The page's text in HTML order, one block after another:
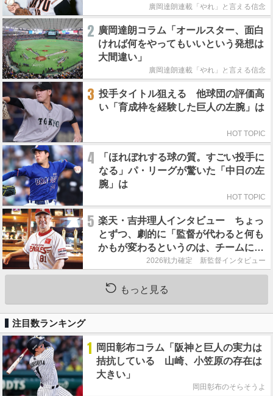
廣岡達朗連載「やれ」と言える信念
2 廣岡達朗コラム「オールスター、面白
ければ何をやってもいいという発想は
大間違い」
廣岡達朗連載「やれ」と言える信念
3 投手タイトル狙える 他球団の評価高
い「育成枠を経験した巨人の左腕」は
HOT TOPIC
4
「ほれぼれする球の質。すごい投手に
なる」パ・リーグが驚いた「中日の左
腕」は
HOT TOPIC
5 楽天・吉井理人インタビュー ちょっ
とずつ、劇的に「監督が代わると何も
かもが変わるというのは、チームにと
って良くないことなんです」
2026戦力確定 新監督インタビュー
もっと見る
注目数ランキング
1
岡田彰布コラム「阪神と巨人の実力は
拮抗している 山崎、小笠原の存在は
大きい」
岡田彰布のそらそうよ